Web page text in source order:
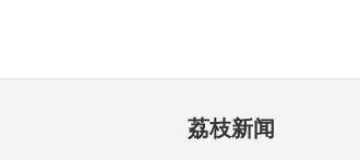
荔枝新闻